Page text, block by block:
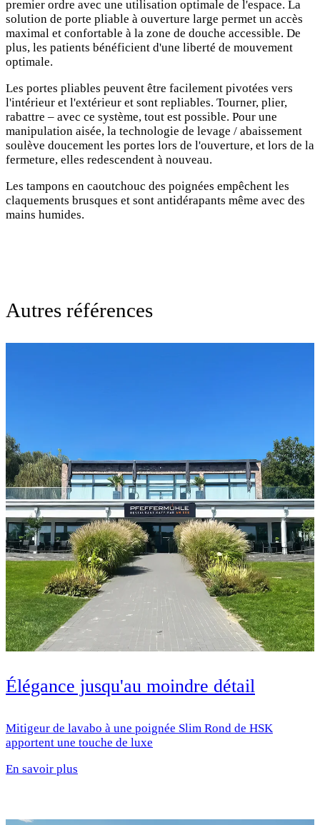
premier ordre avec une utilisation optimale de l'espace. La
solution de porte pliable à ouverture large permet un accès
maximal et confortable à la zone de douche accessible. De
plus, les patients bénéficient d'une liberté de mouvement
optimale.
Les portes pliables peuvent être facilement pivotées vers
l'intérieur et l'extérieur et sont repliables. Tourner, plier,
rabattre – avec ce système, tout est possible. Pour une
manipulation aisée, la technologie de levage / abaissement
soulève doucement les portes lors de l'ouverture, et lors de la
fermeture, elles redescendent à nouveau.
Les tampons en caoutchouc des poignées empêchent les
claquements brusques et sont antidérapants même avec des
mains humides.
Autres références
Élégance jusqu'au moindre détail
Mitigeur de lavabo à une poignée Slim Rond de HSK
apportent une touche de luxe
En savoir plus